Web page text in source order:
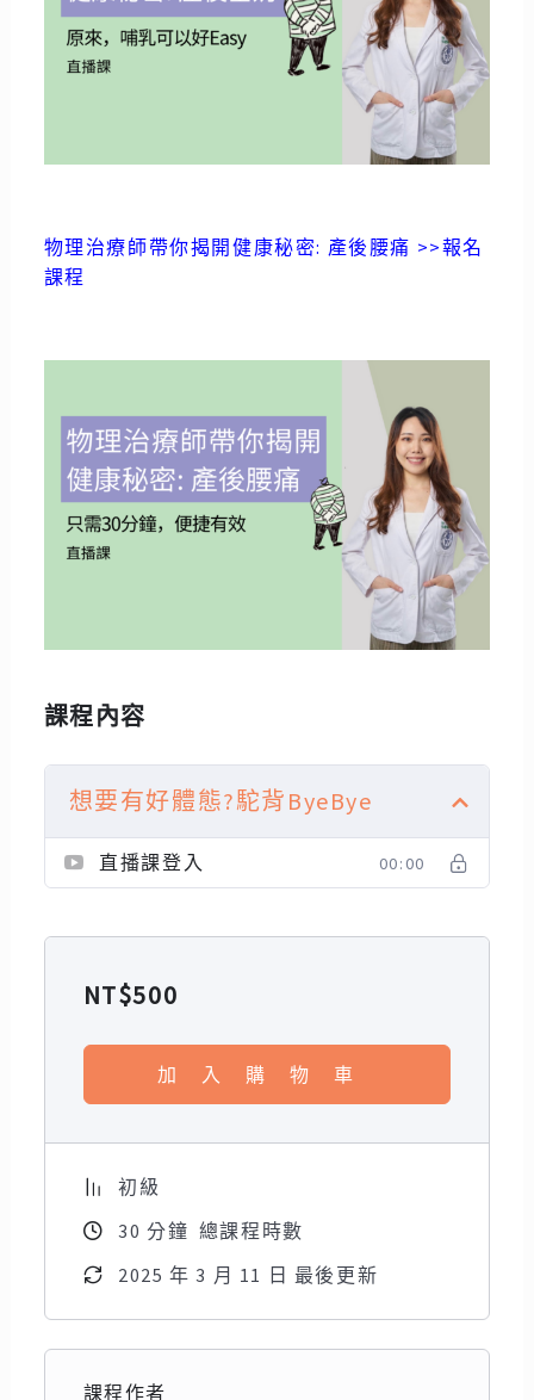
物理治療師帶你揭開健康秘密: 產後腰痛 >>報名
課程
課程內容
想要有好體態?駝背ByeBye
直播課登入 00:00
NT$500
加入購物車
初級
30 分鐘 總課程時數
2025 年 3 月 11 日 最後更新
課程作者